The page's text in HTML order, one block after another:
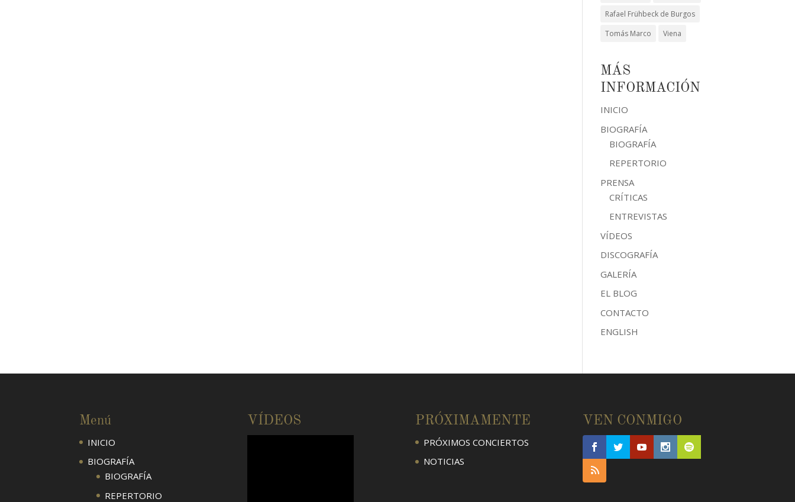
Rafael Frühbeck de Burgos
Tomás Marco
Viena
MÁS
INFORMACIÓN
INICIO
BIOGRAFÍA
BIOGRAFÍA
REPERTORIO
PRENSA
CRÍTICAS
ENTREVISTAS
VÍDEOS
DISCOGRAFÍA
GALERÍA
EL BLOG
CONTACTO
ENGLISH
Menú
INICIO
BIOGRAFÍA
BIOGRAFÍA
REPERTORIO
VÍDEOS PRÓXIMAMENTE
PRÓXIMOS CONCIERTOS
NOTICIAS
VEN CONMIGO